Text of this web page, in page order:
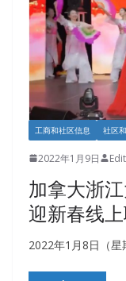
工商和社区信息 社区
2022年1月9日
加拿大浙
迎新春线
2022年1月8日（